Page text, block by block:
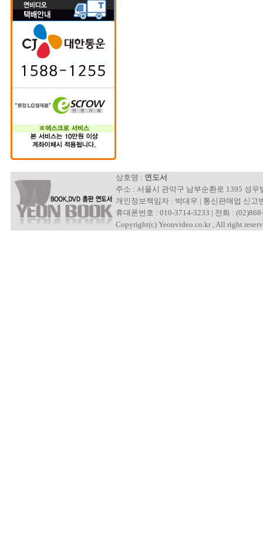
상호명 : 연도서
주소 : 서울시 관악구 남부순환로 1395 성우
개인정보책임자 : 박대우 | 통신판매업 신고
휴대폰번호 : 010-3714-3233 | 전화 :
Copyright(c) Yeonvideo.co.kr , All right